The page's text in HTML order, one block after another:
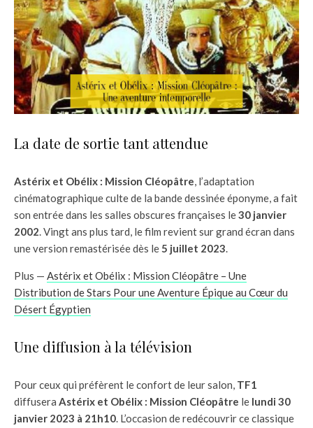
La date de sortie tant attendue
Astérix et Obélix : Mission Cléopâtre, l’adaptation
cinématographique culte de la bande dessinée éponyme, a fait
son entrée dans les salles obscures françaises le30 janvier
2002. Vingt ans plus tard, le film revient sur grand écran dans
une version remastérisée dès le5 juillet 2023.
Plus — Astérix et Obélix : Mission Cléopâtre – Une
Distribution de Stars Pour une Aventure Épique au Cœur du
Désert Égyptien
Une diffusion à la télévision
Pour ceux qui préfèrent le confort de leur salon, TF1
diffusera Astérix et Obélix : Mission Cléopâtre le lundi 30
janvier 2023 à 21h10. L’occasion de redécouvrir ce classique